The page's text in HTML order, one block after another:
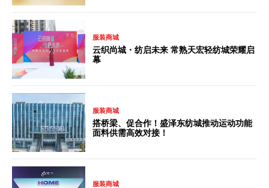
服装商城
云织尚城・纺启未来 常熟天宏轻纺城荣耀启
幕
服装商城
搭桥梁、促合作！盛泽东纺城推动运动功能
面料供需高效对接！
服装商城